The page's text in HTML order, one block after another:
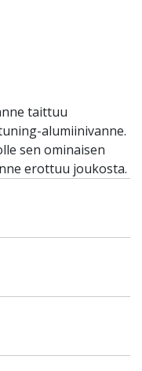
taittuu
alumiinivanne.
sen ominaisen
erottuu joukosta.